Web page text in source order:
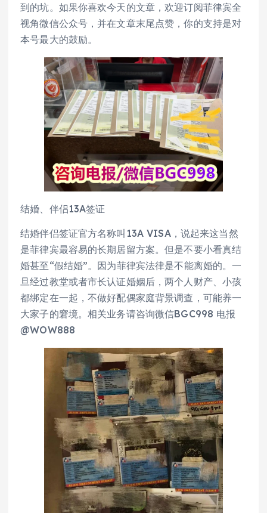
到的坑。如果你喜欢今天的文章，欢迎订阅菲律宾全
视角微信公众号，并在文章末尾点赞，你的支持是对
本号最大的鼓励。
结婚、伴侣13A签证
结婚伴侣签证官方名称叫13A VISA，说起来这当然
是菲律宾最容易的长期居留方案。但是不要小看真结
婚甚至“假结婚”。因为菲律宾法律是不能离婚的。一
旦经过教堂或者市长认证婚姻后，两个人财产、小孩
都绑定在一起，不做好配偶家庭背景调查，可能养一
大家子的窘境。相关业务请咨询微信BGC998 电报
@WOW888